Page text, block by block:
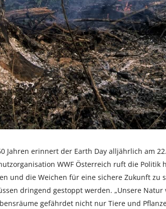
Jahren erinnert der Earth Day alljährlich am
WWF Österreich ruft die
und die Weichen für eine sichere Zukunft
dringend gestoppt werden. „Unsere
gefährdet nicht nur Tiere und